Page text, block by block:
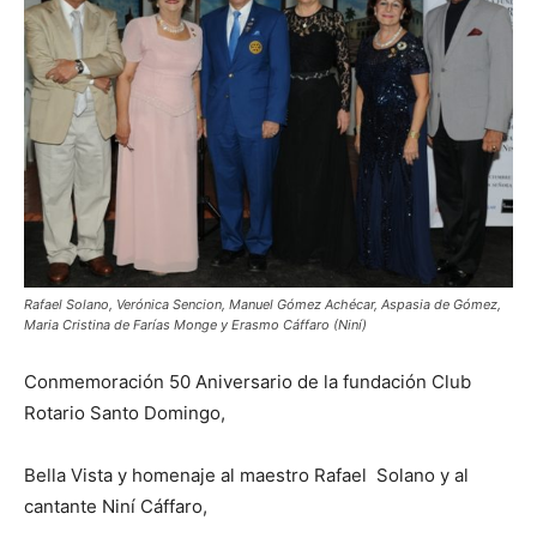
Rafael Solano, Verónica Sencion, Manuel Gómez Achécar, Aspasia de Gómez,
Maria Cristina de Farías Monge y Erasmo Cáffaro (Niní)
Conmemoración 50 Aniversario de la fundación Club
Rotario Santo Domingo,
Bella Vista y homenaje al maestro Rafael Solano y al
cantante Niní Cáffaro,